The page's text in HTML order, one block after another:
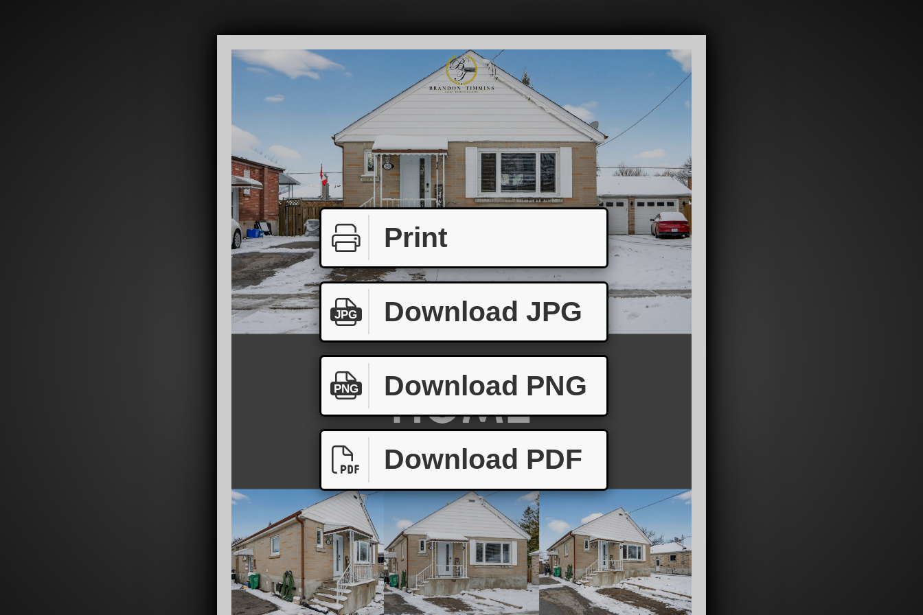
Print
JPG Download JPG
PNG Download PNG
Download PDF